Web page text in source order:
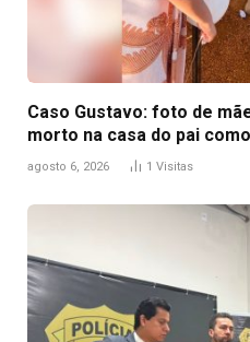
Caso Gustavo: foto de
morto na casa do pai
agosto 6, 2026 1 Visitas